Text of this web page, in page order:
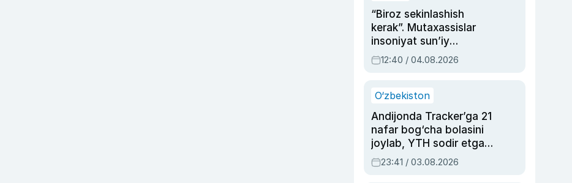
“Biroz sekinlashish
kerak”. Mutaxassislar
insoniyat sun’iy
intellektni boshqara
olmay qolishidan xavotir
12:40 / 04.08.2026
O‘zbekiston
Andijonda Tracker’ga 21
nafar bog‘cha bolasini
joylab, YTH sodir etgan
ayolga sud hukmi o‘qildi
23:41 / 03.08.2026